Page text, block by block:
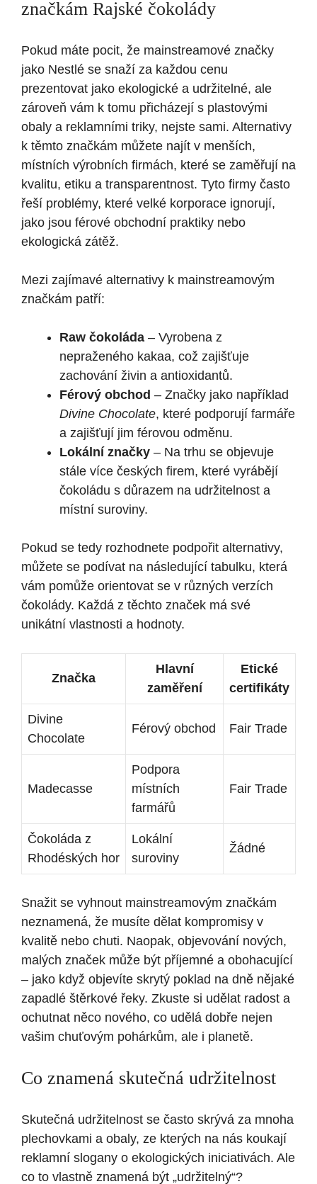
značkám Rajské čokolády
Pokud máte pocit, že mainstreamové značky
jako Nestlé se snaží za každou cenu
prezentovat jako ekologické a udržitelné, ale
zároveň vám k tomu přicházejí s plastovými
obaly a reklamními triky, nejste sami. Alternativy
k těmto značkám můžete najít v menších,
místních výrobních firmách, které se zaměřují na
kvalitu, etiku a transparentnost. Tyto firmy často
řeší problémy, které velké korporace ignorují,
jako jsou férové obchodní praktiky nebo
ekologická zátěž.
Mezi zajímavé alternativy k mainstreamovým
značkám patří:
Raw čokoláda – Vyrobena z
nepraženého kakaa, což zajišťuje
zachování živin a antioxidantů.
Férový obchod – Značky jako například
Divine Chocolate, které podporují farmáře
a zajišťují jim férovou odměnu.
Lokální značky – Na trhu se objevuje
stále více českých firem, které vyrábějí
čokoládu s důrazem na udržitelnost a
místní suroviny.
Pokud se tedy rozhodnete podpořit alternativy,
můžete se podívat na následující tabulku, která
vám pomůže orientovat se v různých verzích
čokolády. Každá z těchto značek má své
unikátní vlastnosti a hodnoty.
Značka
Hlavní
zaměření
Etické
certifikáty
Divine
Chocolate
Férový obchod Fair Trade
Madecasse
Podpora
místních
farmářů
Fair Trade
Čokoláda z
Rhodéských hor
Lokální
suroviny
Žádné
Snažit se vyhnout mainstreamovým značkám
neznamená, že musíte dělat kompromisy v
kvalitě nebo chuti. Naopak, objevování nových,
malých značek může být příjemné a obohacující
– jako když objevíte skrytý poklad na dně nějaké
zapadlé štěrkové řeky. Zkuste si udělat radost a
ochutnat něco nového, co udělá dobře nejen
vašim chuťovým pohárkům, ale i planetě.
Co znamená skutečná udržitelnost
Skutečná udržitelnost se často skrývá za mnoha
plechovkami a obaly, ze kterých na nás koukají
reklamní slogany o ekologických iniciativách. Ale
co to vlastně znamená být „udržitelný“?